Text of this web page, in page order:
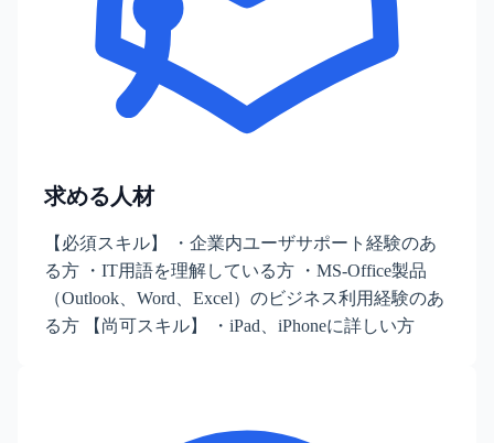
求める人材
【必須スキル】 ・企業内ユーザサポート経験のあ
る方 ・IT用語を理解している方 ・MS-Office製品
（Outlook、Word、Excel）のビジネス利用経験のあ
る方 【尚可スキル】 ・iPad、iPhoneに詳しい方